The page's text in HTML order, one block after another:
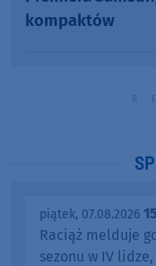
kompaktów
piątek, 07.08.2026
Raciąż melduje
sezonu w IV